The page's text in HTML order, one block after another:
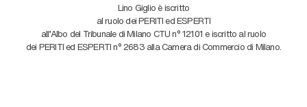
Lino Giglio è iscritto
al ruolo dei PERITI ed ESPERTI
all'Albo del Tribunale di Milano CTU n° 12101 e iscritto al ruolo
dei PERITI ed ESPERTI n° 2683 alla Camera di Commercio di Milano.